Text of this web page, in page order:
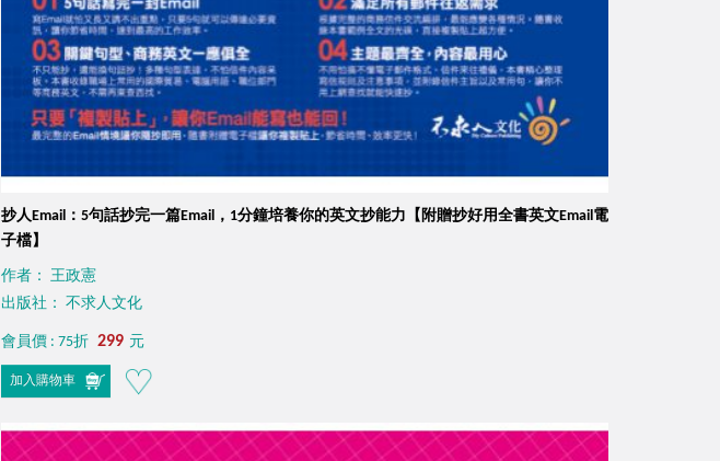
抄人Email：5句話抄完一篇Email，1分鐘培養你的英文抄能力【附贈抄好用全書英文Email電
子檔】
作者： 王政憲
出版社： 不求人文化
會員價 : 75折 299 元
加入購物車